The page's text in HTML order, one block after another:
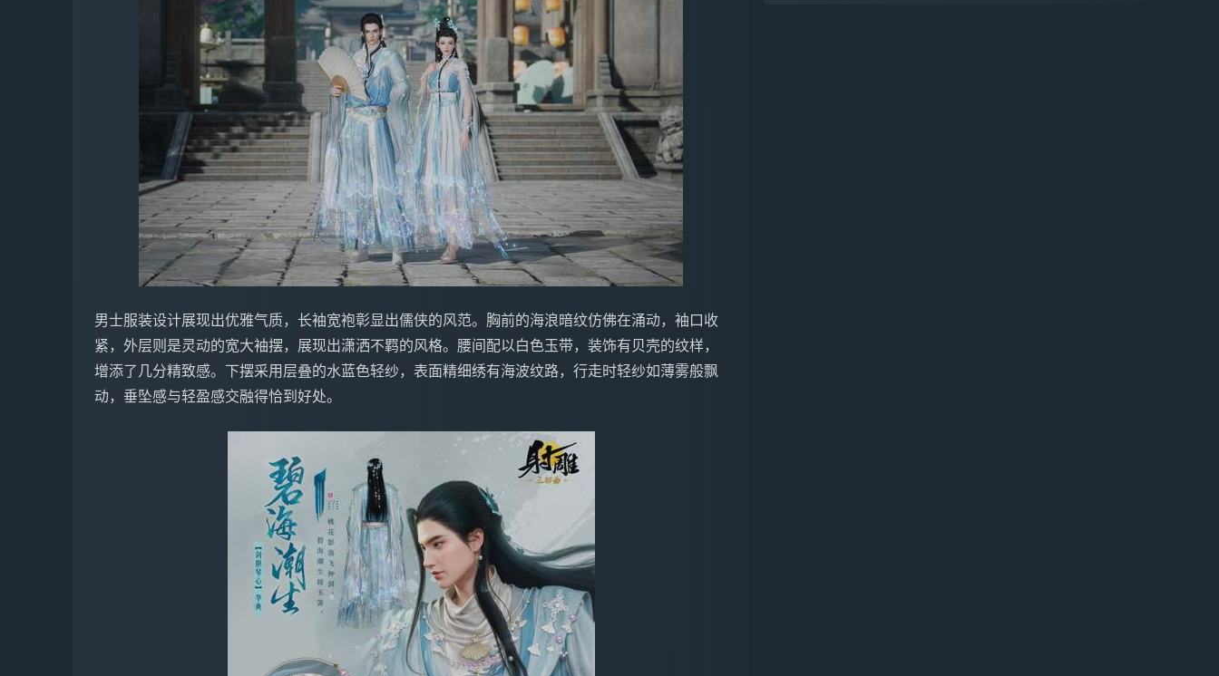
男士服装设计展现出优雅气质，长袖宽袍彰显出儒侠的风范。胸前的海浪暗纹仿佛在涌动，袖口收
紧，外层则是灵动的宽大袖摆，展现出潇洒不羁的风格。腰间配以白色玉带，装饰有贝壳的纹样，
增添了几分精致感。下摆采用层叠的水蓝色轻纱，表面精细绣有海波纹路，行走时轻纱如薄雾般飘
动，垂坠感与轻盈感交融得恰到好处。